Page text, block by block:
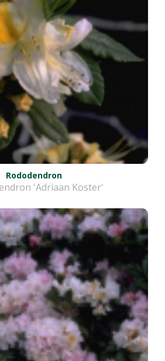
Rododendron
'Adriaan Koster'